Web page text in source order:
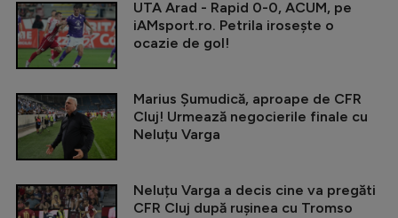
UTA Arad - Rapid 0-0, ACUM, pe
iAMsport.ro. Petrila irosește o
ocazie de gol!
Marius Șumudică, aproape de CFR
Cluj! Urmează negocierile finale cu
Neluțu Varga
Neluțu Varga a decis cine va pregăti
CFR Cluj după rușinea cu Tromso